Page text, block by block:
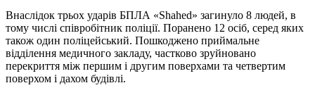
Внаслідок трьох ударів БПЛА «Shahed» загинуло 8 людей, в
тому числі співробітник поліції. Поранено 12 осіб, серед яких
також один поліцейський. Пошкоджено приймальне
відділення медичного закладу, частково зруйновано
перекриття між першим і другим поверхами та четвертим
поверхом і дахом будівлі.